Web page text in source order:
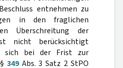
entnehmen zu
in den fraglichen
Überschreitung der
nicht berücksichtigt
sich bei der Frist zur
349Abs. 3 Satz 2 StPO